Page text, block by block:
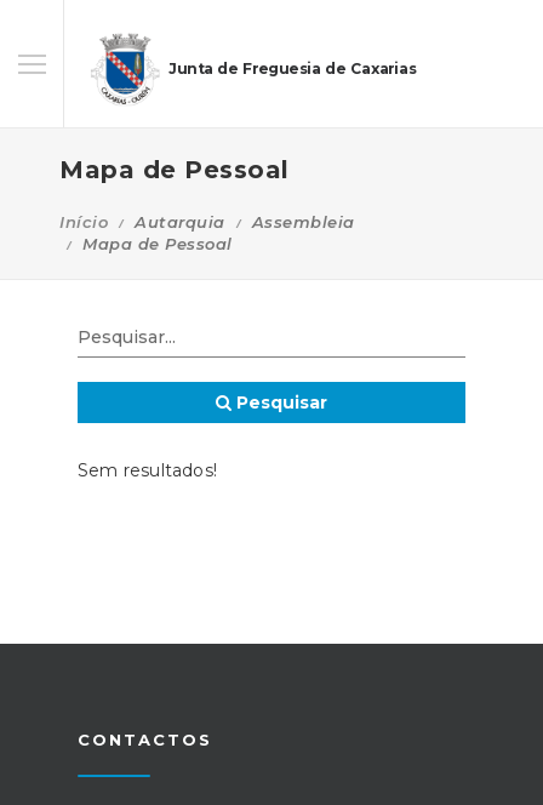
Junta de Freguesia de Caxarias
Mapa de Pessoal
Início Autarquia
Assembleia
Mapa de Pessoal
Pesquisar
Sem resultados!
CONTACTOS